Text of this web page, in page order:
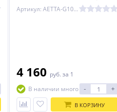
для всех дизелей в мире TA-G1011
Артикул: AETTA-G1011
4 160 руб. за 1
В наличии много
- +
В КОРЗИНУ